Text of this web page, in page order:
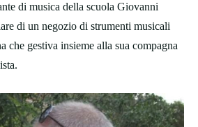
di musica della scuola Giovanni
di un negozio di strumenti musicali
che gestiva insieme alla sua compagna